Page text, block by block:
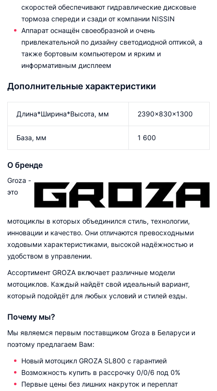
скоростей обеспечивают гидравлические дисковые
тормоза спереди и сзади от компании NISSIN
Аппарат оснащён своеобразной и очень
привлекательной по дизайну светодиодной оптикой, а
также бортовым компьютером и ярким и
информативным дисплеем
Дополнительные характеристики
Длина*Ширина*Высота, мм 2390x830x1300
База, мм 1 600
О бренде
Groza -
это
мотоциклы в которых объединился стиль, технологии,
инновации и качество. Они отличаются превосходными
ходовыми характеристиками, высокой надёжностью и
удобством в управлении.
Ассортимент GROZA включает различные модели
мотоциклов. Каждый найдёт свой идеальный вариант,
который подойдёт для любых условий и стилей езды.
Почему мы?
Мы являемся первым поставщиком Groza в Беларуси и
поэтому предлагаем Вам:
Новый мотоцикл GROZA SL800 с гарантией
Возможность купить в рассрочку 0/0/6 под 0%
Первые цены без лишних накруток и переплат